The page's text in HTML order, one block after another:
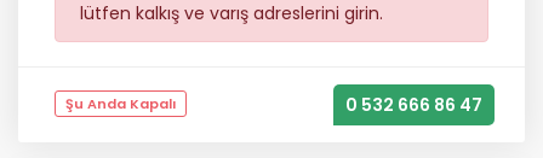
lütfen kalkış ve varış adreslerini girin.
Şu Anda Kapalı 0 532 666 86 47